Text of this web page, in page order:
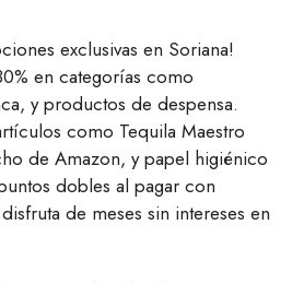
exclusivas en Soriana!
en categorías como
y productos de despensa.
como Tequila Maestro
de Amazon, y papel higiénico
dobles al pagar con
de meses sin intereses en